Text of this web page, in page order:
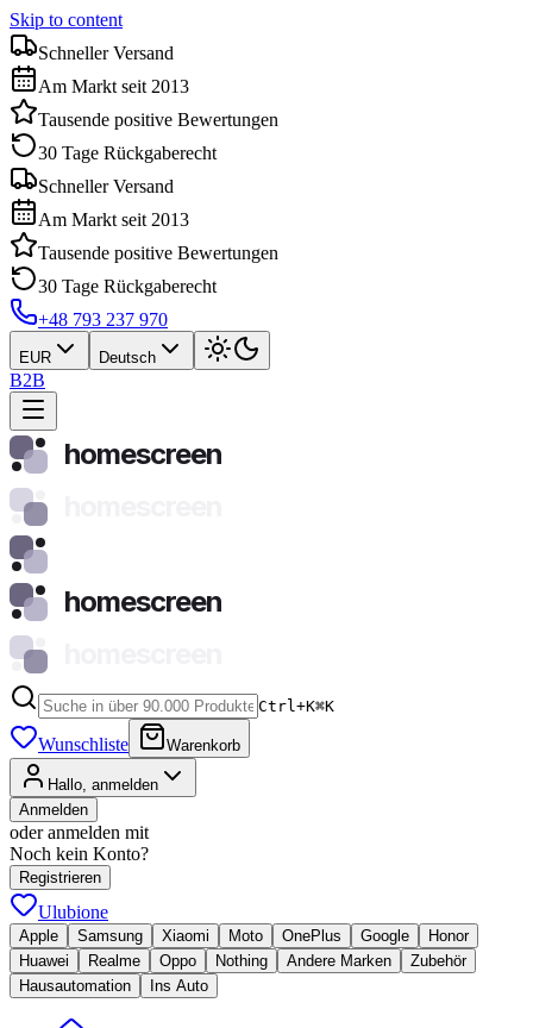
Skip to content
Schneller Versand
Am Markt seit 2013
Tausende positive Bewertungen
30 Tage Rückgaberecht
Schneller Versand
Am Markt seit 2013
Tausende positive Bewertungen
30 Tage Rückgaberecht
+48 793 237 970
EUR Deutsch
B2B
homescreen
homescreen
Ctrl+K⌘K
Wunschliste Warenkorb
Hallo, anmelden
Anmelden
oder anmelden mit
Noch kein Konto?
Registrieren
Ulubione
Apple Samsung Xiaomi Moto OnePlus Google
Honor
Huawei
Realme Oppo Nothing Andere Marken
Zubehör
Hausautomation
Ins Auto